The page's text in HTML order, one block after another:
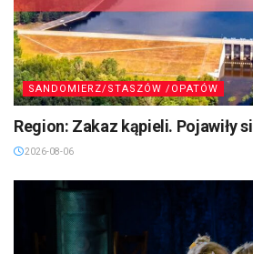
SANDOMIERZ/STASZÓW /OPATÓW
Region: Zakaz kąpieli. Pojawiły
2026-08-06